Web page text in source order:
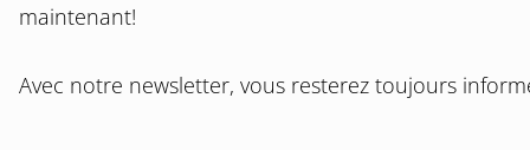
maintenant!
Avec notre newsletter, vous resterez toujours